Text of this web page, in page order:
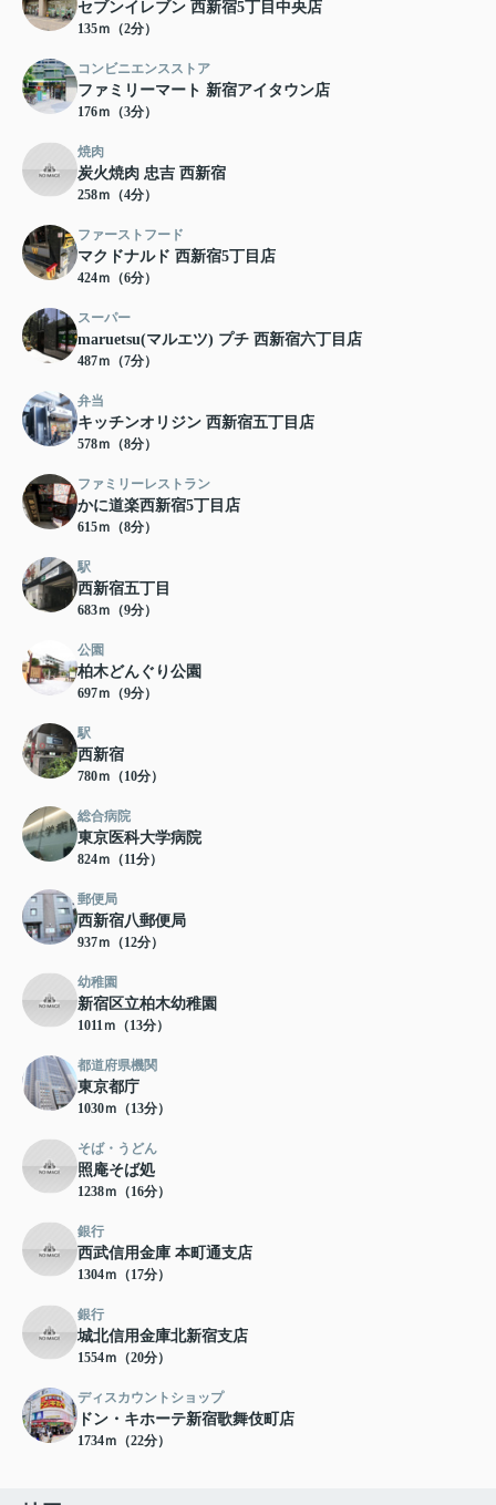
セブンイレブン 西新宿5丁目中央店
135ｍ（2分）
コンビニエンスストア
ファミリーマート 新宿アイタウン店
176ｍ（3分）
焼肉
炭火焼肉 忠吉 西新宿
258ｍ（4分）
ファーストフード
マクドナルド 西新宿5丁目店
424ｍ（6分）
スーパー
maruetsu(マルエツ) プチ 西新宿六丁目店
487ｍ（7分）
弁当
キッチンオリジン 西新宿五丁目店
578ｍ（8分）
ファミリーレストラン
かに道楽西新宿5丁目店
615ｍ（8分）
駅
西新宿五丁目
683ｍ（9分）
公園
柏木どんぐり公園
697ｍ（9分）
駅
西新宿
780ｍ（10分）
総合病院
東京医科大学病院
824ｍ（11分）
郵便局
西新宿八郵便局
937ｍ（12分）
幼稚園
新宿区立柏木幼稚園
1011ｍ（13分）
都道府県機関
東京都庁
1030ｍ（13分）
そば・うどん
照庵そば処
1238ｍ（16分）
銀行
西武信用金庫 本町通支店
1304ｍ（17分）
銀行
城北信用金庫北新宿支店
1554ｍ（20分）
ディスカウントショップ
ドン・キホーテ新宿歌舞伎町店
1734ｍ（22分）